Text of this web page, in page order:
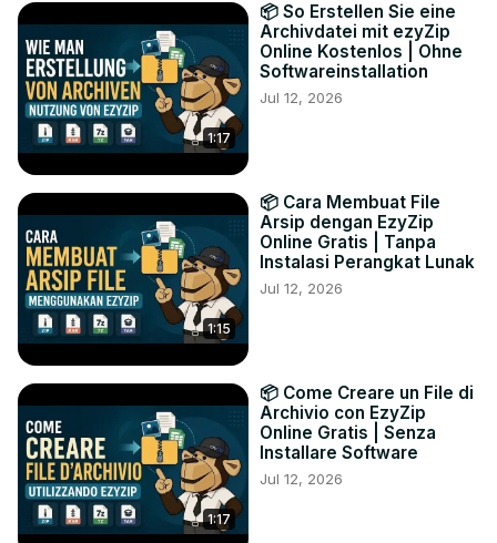
1:17
📦 So Erstellen Sie eine
Archivdatei mit ezyZip
Online Kostenlos | Ohne
Softwareinstallation
Jul 12, 2026
1:15
📦 Cara Membuat File
Arsip dengan EzyZip
Online Gratis | Tanpa
Instalasi Perangkat Lunak
Jul 12, 2026
1:17
📦 Come Creare un File di
Archivio con EzyZip
Online Gratis | Senza
Installare Software
Jul 12, 2026